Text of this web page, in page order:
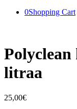
0Shopping Cart
Polyclean
litraa
25,00€